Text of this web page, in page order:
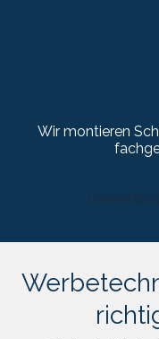
Wir montieren